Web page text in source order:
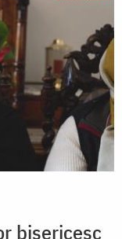
bisericesc